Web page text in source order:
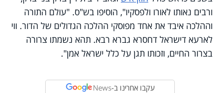
ורבים נאותו לאורו ולפסקיו", הוסיפו בש"ס. "עולם התורה
וההלכה איבד את אחד מפוסקי ההלכה הגדולים של הדור. ווי
לארעא דישראל דחסרא גברא רבא. תהא נשמתו צרורה
בצרור החיים, וזכותו תגן על כלל ישראל אמן".
עקבו אחרינו ב-News